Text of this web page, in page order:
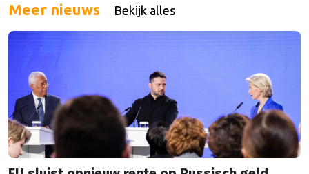
Meer nieuws Bekijk alles